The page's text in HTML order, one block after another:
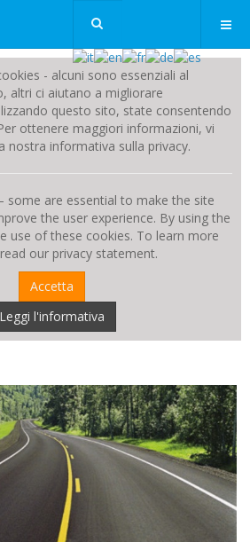
- alcuni sono essenziali al
altri ci aiutano a migliorare
questo sito, state consentendo
ottenere maggiori informazioni, vi
nostra informativa sulla privacy.
some are essential to make the site
the user experience. By using the
use of these cookies. To learn more
our privacy statement.
Accetta
Leggi l'informativa